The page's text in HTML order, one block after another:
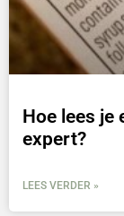
Hoe lees je
expert?
LEES VERDER »